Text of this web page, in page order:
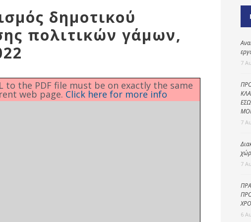
αστυνομία
προστασία
δημοτικού
πολιτικών γάμων,
to the PDF file must be on exactly the same
web page. Click here for more info
7
7
7
6